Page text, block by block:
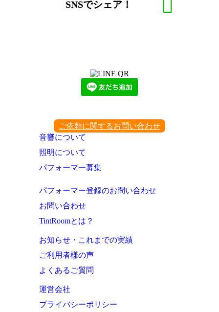
SNSでシェア！
ご依頼に関するお問い合わせ
音響について
照明について
パフォーマー募集
パフォーマー登録のお問い合わせ
お問い合わせ
TintRoomとは？
お知らせ・これまでの実績
ご利用者様の声
よくあるご質問
運営会社
プライバシーポリシー